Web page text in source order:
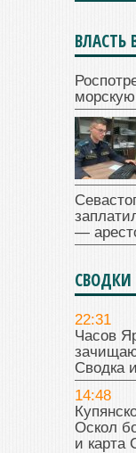
ВЛАСТЬ
—
СВОДКИ
22:31
Часов
Сводка
14:48
Оскол
и карта